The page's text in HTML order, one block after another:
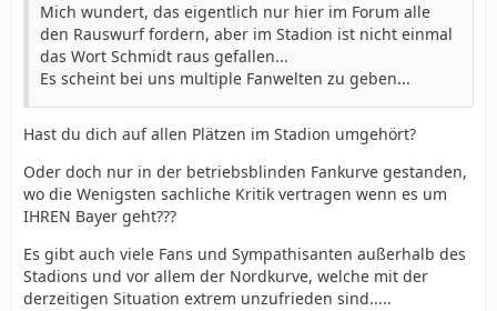
Mich wundert, das eigentlich nur hier im Forum alle
den Rauswurf fordern, aber im Stadion ist nicht einmal
das Wort Schmidt raus gefallen...
Es scheint bei uns multiple Fanwelten zu geben...
Hast du dich auf allen Plätzen im Stadion umgehört?
Oder doch nur in der betriebsblinden Fankurve gestanden,
wo die Wenigsten sachliche Kritik vertragen wenn es um
IHREN Bayer geht???
Es gibt auch viele Fans und Sympathisanten außerhalb des
Stadions und vor allem der Nordkurve, welche mit der
derzeitigen Situation extrem unzufrieden sind.....